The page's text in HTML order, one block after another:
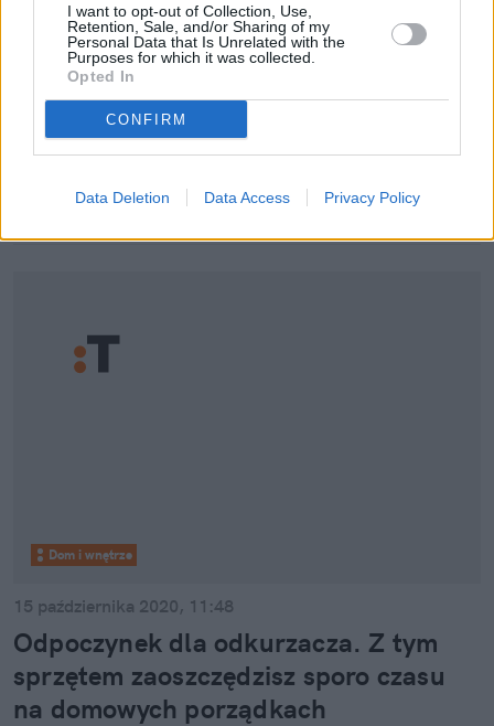
I want to opt-out of Collection, Use,
Retention, Sale, and/or Sharing of my
Personal Data that Is Unrelated with the
Purposes for which it was collected.
Opted In
CONFIRM
Data Deletion Data Access Privacy Policy
Dom i wnętrze
15 października 2020, 15:23
Lepszy początek dnia z COSTA
COFFEE Home Edition – marka
kawiarniana dostępna w wersji do
domu
Dom i wnętrze
15 października 2020, 11:48
Odpoczynek dla odkurzacza. Z tym
sprzętem zaoszczędzisz sporo czasu
na domowych porządkach